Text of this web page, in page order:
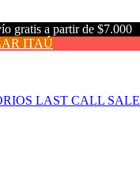
gratis a partir de $7.000
ITAÚ
LAST CALL SALE